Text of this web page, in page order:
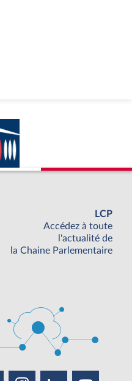
LCP
Accédez à toute
l'actualité de
la Chaine Parlementaire